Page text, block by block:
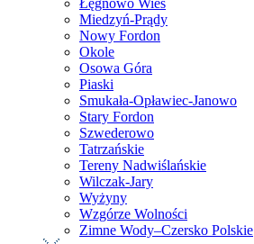
Miedzyń-Prądy
Nowy Fordon
Okole
Osowa Góra
Piaski
Smukała-Opławiec-Janowo
Stary Fordon
Szwederowo
Tatrzańskie
Tereny Nadwiślańskie
Wilczak-Jary
Wyżyny
Wzgórze Wolności
Zimne Wody–Czersko Polskie